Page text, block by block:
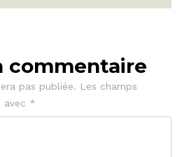
commentaire
pas publiée. Les champs
avec *